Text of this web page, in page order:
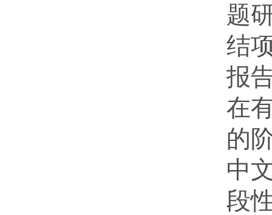
题
结
报
在
的
中
段